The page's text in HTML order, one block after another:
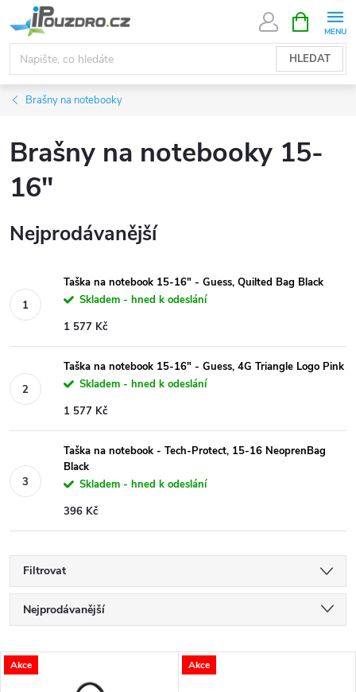
na
obsah
HLEDAT
NÁKUPNÍ
KOŠÍK
Brašny na notebooky
Brašny na notebooky 15-
16"
Nejprodávanější
Taška na notebook 15-16" - Guess, Quilted Bag Black
Skladem - hned k odeslání
1 577 Kč
Taška na notebook 15-16" - Guess, 4G Triangle Logo Pink
Skladem - hned k odeslání
1 577 Kč
Taška na notebook - Tech-Protect, 15-16 NeoprenBag
Black
Skladem - hned k odeslání
396 Kč
Filtrovat
Ř
a
Nejprodávanější
Nejdražší
V
Akce Akce